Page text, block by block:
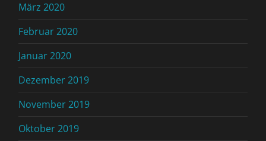
März 2020
Februar 2020
Januar 2020
Dezember 2019
November 2019
Oktober 2019